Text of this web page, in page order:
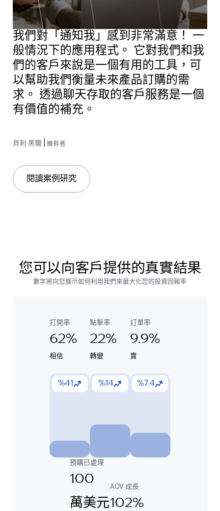
我們對「通知我」感到非常滿意！ 一
般情況下的應用程式。 它對我們和我
們的客戶來說是一個有用的工具，可
以幫助我們衡量未來產品訂購的需
求。 透過聊天存取的客戶服務是一個
有價值的補充。
貝利·黑爾 擁有者
閱讀案例研究
您可以向客戶提供的真實結果
數字將向您展示如何利用我們來最大化您的投資回報率
打開率
62%
相信
%41
點擊率
22%
轉變
%14
訂單率
9.9%
賣
%7.4
預購已處理
100
萬美元
AOV 成長
102%